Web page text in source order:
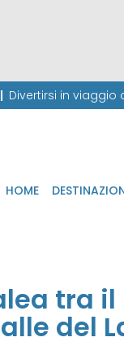
Divertirsi in viaggio
HOME
tra
del